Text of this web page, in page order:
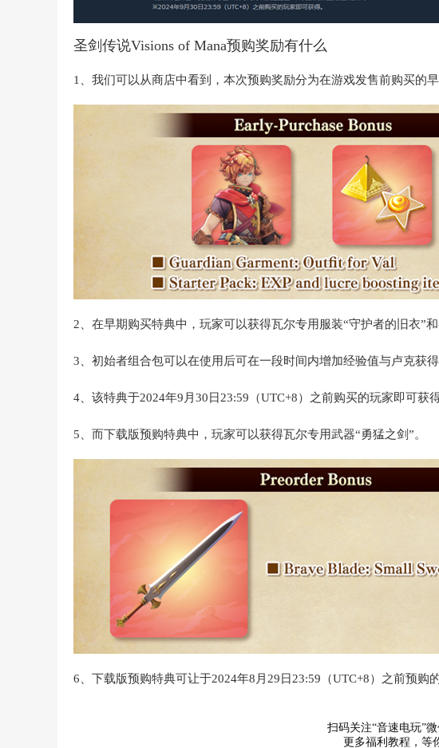
圣剑传说Visions of Mana预购奖励有什么
1、我们可以从商店中看到，本次预购奖励分为在游戏发售前购买的
2、在早期购买特典中，玩家可以获得瓦尔专用服装“守护者的旧衣”和
3、初始者组合包可以在使用后可在一段时间内增加经验值与卢克获得
4、该特典于2024年9月30日23:59（UTC+8）之前购买的玩家即可获得
5、而下载版预购特典中，玩家可以获得瓦尔专用武器“勇猛之剑”。
6、下载版预购特典可让于2024年8月29日23:59（UTC+8）之前预购
扫码关注“音速电玩”
更多福利教程，等